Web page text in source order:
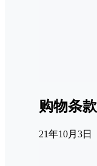
购物条款
21年10月3日